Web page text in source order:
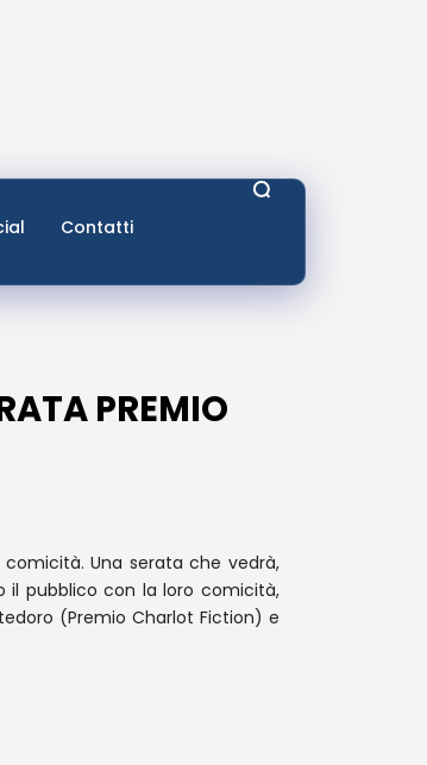
Contatti
PREMIO
comicità. Una serata che vedrà,
il pubblico con la loro comicità,
(Premio Charlot Fiction) e